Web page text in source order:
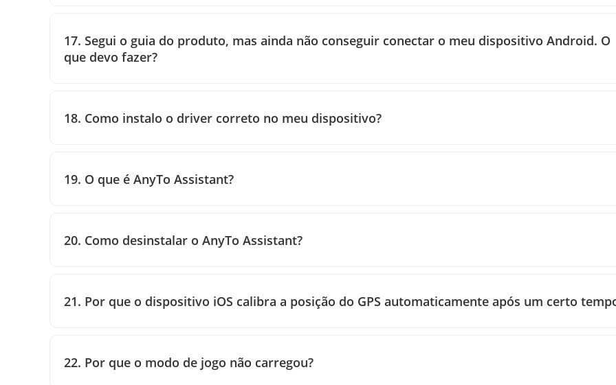
17. Segui o guia do produto, mas ainda não conseguir conectar o meu dispositivo Android. O
que devo fazer?
18. Como instalo o driver correto no meu dispositivo?
19. O que é AnyTo Assistant?
20. Como desinstalar o AnyTo Assistant?
21. Por que o dispositivo iOS calibra a posição do GPS automaticamente após um certo
22. Por que o modo de jogo não carregou?